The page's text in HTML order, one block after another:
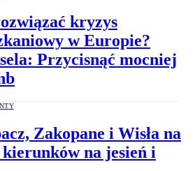
kryzys
w Europie?
Przycisnąć mocniej
Zakopane i Wisła na
kierunków na jesień i